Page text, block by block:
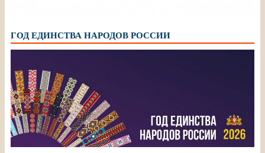
ГОД ЕДИНСТВА НАРОДОВ РОССИИ